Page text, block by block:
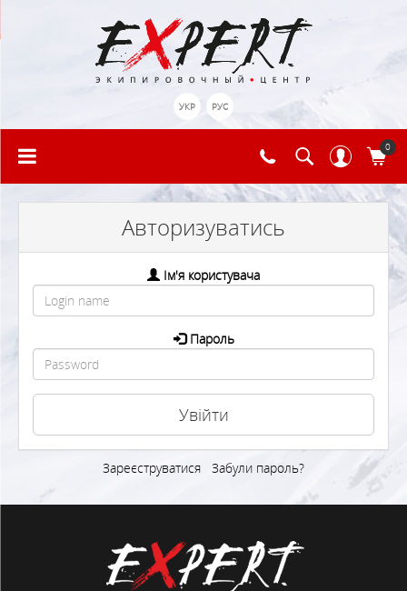
УКР РУС
0
Авторизуватись
Ім'я користувача
Пароль
Зареєструватися Забули пароль?